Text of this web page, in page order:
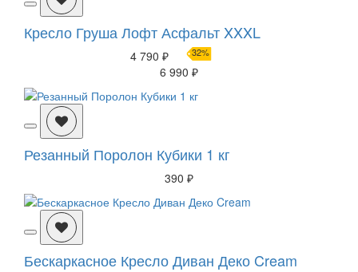
Кресло Груша Лофт Асфальт XXXL
4 790 ₽ 32%
6 990 ₽
Резанный Поролон Кубики 1 кг
390 ₽
Бескаркасное Кресло Диван Деко Cream